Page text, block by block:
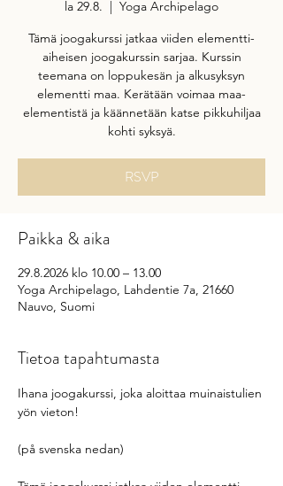
la 29.8.
  |
Yoga Archipelago
Tämä joogakurssi jatkaa viiden elementti-
aiheisen joogakurssin sarjaa. Kurssin
teemana on loppukesän ja alkusyksyn
elementti maa. Kerätään voimaa maa-
elementistä ja käännetään katse pikkuhiljaa
kohti syksyä.
RSVP
Paikka & aika
29.8.2026 klo 10.00 – 13.00
Yoga Archipelago, Lahdentie 7a, 21660
Nauvo, Suomi
Tietoa tapahtumasta
Ihana joogakurssi, joka aloittaa muinaistulien
yön vieton!
(på svenska nedan)